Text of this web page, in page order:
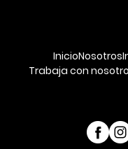
InicioNosotros
Trabaja con